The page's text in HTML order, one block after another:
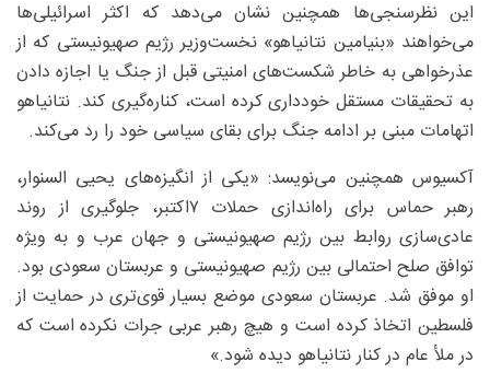
این نظرسنجی‌ها همچنین نشان می‌دهد که اکثر اسرائیلی‌ها
می‌خواهند «بنیامین نتانیاهو» نخست‌وزیر رژیم صهیونیستی که از
عذرخواهی به خاطر شکست‌های امنیتی قبل از جنگ یا اجازه دادن
به تحقیقات مستقل خودداری کرده است، کناره‌گیری کند. نتانیاهو
اتهامات مبنی بر ادامه جنگ برای بقای سیاسی خود را رد می‌کند.
آکسیوس همچنین می‌نویسد: «یکی از انگیزه‌های یحیی السنوار،
رهبر حماس برای راه‌اندازی حملات ۷اکتبر، جلوگیری از روند
عادی‌سازی روابط بین رژیم صهیونیستی و جهان عرب و به ویژه
توافق صلح احتمالی بین رژیم صهیونیستی و عربستان سعودی بود.
او موفق شد. عربستان سعودی موضع بسیار قوی‌تری در حمایت از
فلسطین اتخاذ کرده است و هیچ رهبر عربی جرات نکرده است که
در ملأ عام در کنار نتانیاهو دیده شود.»